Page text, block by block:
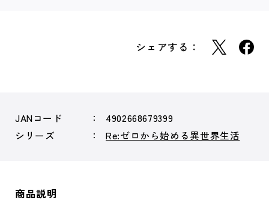
シェアする：
JANコード
4902668679399
シリーズ
Re:ゼロから始める異世界生活
商品説明